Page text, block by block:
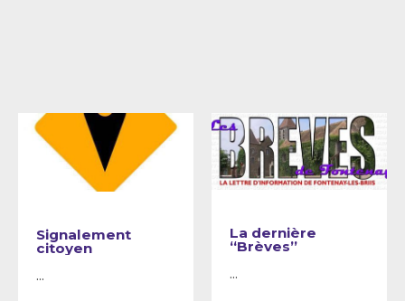
Signalement
citoyen
...
La dernière
“Brèves”
...